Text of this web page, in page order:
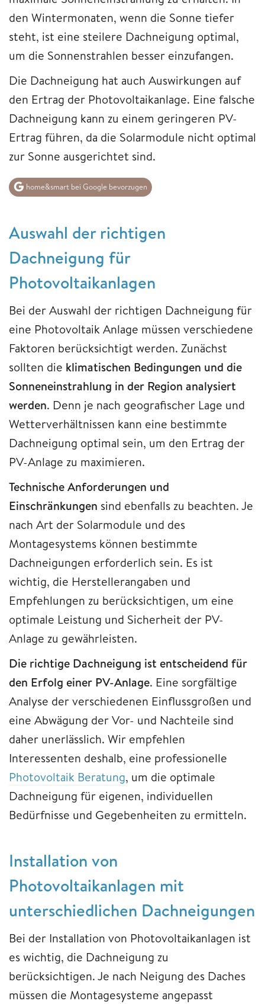
den Wintermonaten, wenn die Sonne tiefer
steht, ist eine steilere Dachneigung optimal,
um die Sonnenstrahlen besser einzufangen.
Die Dachneigung hat auch Auswirkungen auf
den Ertrag der Photovoltaikanlage. Eine falsche
Dachneigung kann zu einem geringeren PV-
Ertrag führen, da die Solarmodule nicht optimal
zur Sonne ausgerichtet sind.
home&smart bei Google bevorzugen
Auswahl der richtigen
Dachneigung für
Photovoltaikanlagen
Bei der Auswahl der richtigen Dachneigung für
eine Photovoltaik Anlage müssen verschiedene
Faktoren berücksichtigt werden. Zunächst
sollten die klimatischen Bedingungen und die
Sonneneinstrahlung in der Region analysiert
werden. Denn je nach geografischer Lage und
Wetterverhältnissen kann eine bestimmte
Dachneigung optimal sein, um den Ertrag der
PV-Anlage zu maximieren.
Technische Anforderungen und
Einschränkungen sind ebenfalls zu beachten. Je
nach Art der Solarmodule und des
Montagesystems können bestimmte
Dachneigungen erforderlich sein. Es ist
wichtig, die Herstellerangaben und
Empfehlungen zu berücksichtigen, um eine
optimale Leistung und Sicherheit der PV-
Anlage zu gewährleisten.
Die richtige Dachneigung ist entscheidend für
den Erfolg einer PV-Anlage. Eine sorgfältige
Analyse der verschiedenen Einflussgroßen und
eine Abwägung der Vor- und Nachteile sind
daher unerlässlich. Wir empfehlen
Interessenten deshalb, eine professionelle
Photovoltaik Beratung, um die optimale
Dachneigung für eigenen, individuellen
Bedürfnisse und Gegebenheiten zu ermitteln.
Installation von
Photovoltaikanlagen mit
unterschiedlichen Dachneigungen
Bei der Installation von Photovoltaikanlagen ist
es wichtig, die Dachneigung zu
berücksichtigen. Je nach Neigung des Daches
müssen die Montagesysteme angepasst